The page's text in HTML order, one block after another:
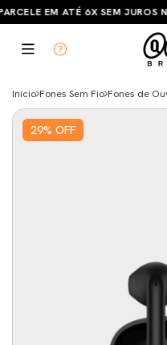
EM ATÉ 6X SEM JUROS
29% OFF
Início Fones Sem Fio Fones de